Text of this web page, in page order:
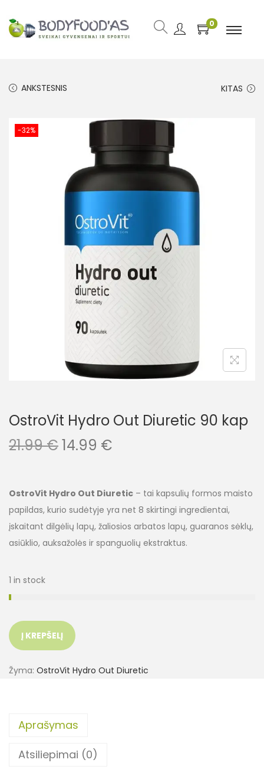
0
ANKSTESNIS KITAS
-32%
OstroVit Hydro Out Diuretic 90 kap
21.99€14.99 €
OstroVit Hydro Out Diuretic – tai kapsulių formos maisto
papildas, kurio sudėtyje yra net 8 skirtingi ingredientai,
įskaitant dilgėlių lapų, žaliosios arbatos lapų, guaranos sėklų,
asiūklio, auksažolės ir spanguolių ekstraktus.
1 in stock
Į KREPŠELĮ
Žyma: OstroVit Hydro Out Diuretic
Aprašymas
Atsiliepimai (0)